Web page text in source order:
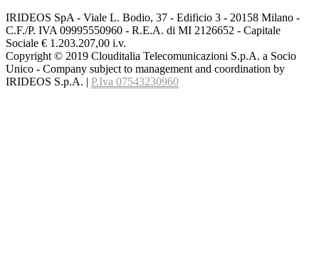
IRIDEOS SpA - Viale L. Bodio, 37 - Edificio 3 - 20158 Milano -
C.F./P. IVA 09995550960 - R.E.A. di MI 2126652 - Capitale
Sociale € 1.203.207,00 i.v.
Copyright © 2019 Clouditalia Telecomunicazioni S.p.A. a Socio
Unico - Company subject to management and coordination by
IRIDEOS S.p.A. | P.Iva 07543230960